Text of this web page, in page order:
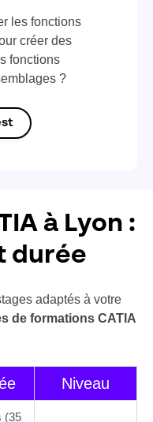
les fonctions
créer des
fonctions
?
à Lyon :
durée
adaptés à votre
de formations CATIA
Niveau
(35